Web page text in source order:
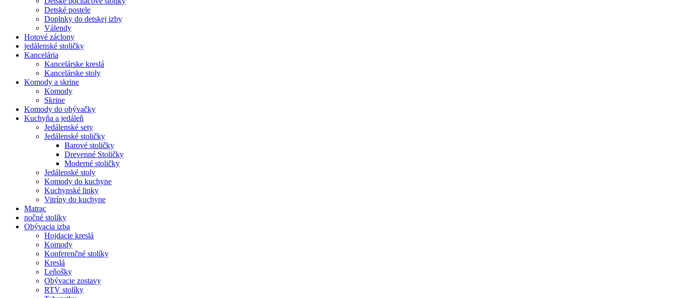
Detské postele
Doplnky do detskej izby
Válendy
Hotové záclony
jedálenské stoličky
Kancelária
Kancelárske kreslá
Kancelárske stoly
Komody a skrine
Komody
Skrine
Komody do obývačky
Kuchyňa a jedáleň
Jedálenské sety
Jedálenské stoličky
Barové stoličky
Drevenné Stoličky
Moderné stoličky
Jedálenské stoly
Komody do kuchyne
Kuchynské linky
Vitríny do kuchyne
Matrac
nočné stolíky
Obývacia izba
Hojdacie kreslá
Komody
Konferenčné stolíky
Kreslá
Leňošky
Obývacie zostavy
RTV stolíky